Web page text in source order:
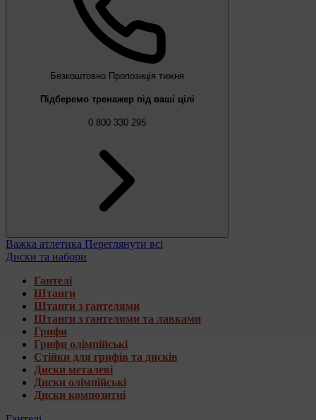
Безкоштовно Пропозиція тижня
Підберемо тренажер під ваші цілі
0 800 330 295
Важка атлетика Переглянути всі
Диски та набори
Гантелі
Штанги
Штанги з гантелями
Штанги з гантелями та лавками
Грифи
Грифи олімпійські
Стійки для грифів та дисків
Диски металеві
Диски олімпійські
Диски композитні